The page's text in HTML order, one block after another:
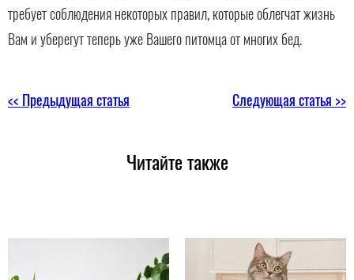
требует соблюдения некоторых правил, которые облегчат жизнь
Вам и уберегут теперь уже Вашего питомца от многих бед.
<< Предыдущая статья Следующая статья >>
Читайте также